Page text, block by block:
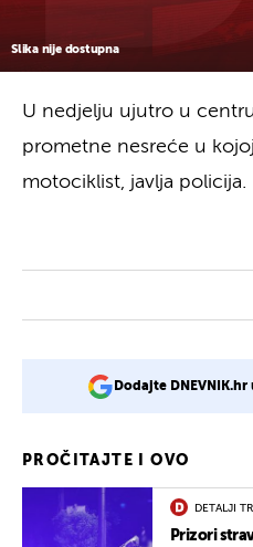
Slika nije dostupna
U nedjelju ujutro u
prometne nesreće u
motociklist, javlja policija.
Dodajte
PROČITAJTE I OVO
DETALJI
Prizori